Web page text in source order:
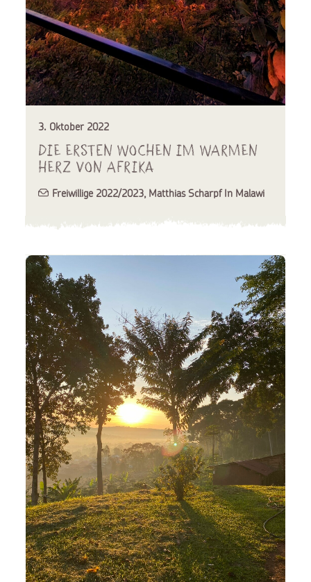
3. Oktober 2022
Die ersten Wochen im warmen
Herz von Afrika
Freiwillige 2022/2023, Matthias Scharpf In Malawi